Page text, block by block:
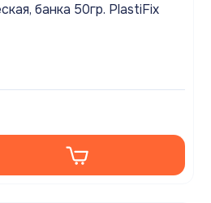
банка 50гр. PlastiFix